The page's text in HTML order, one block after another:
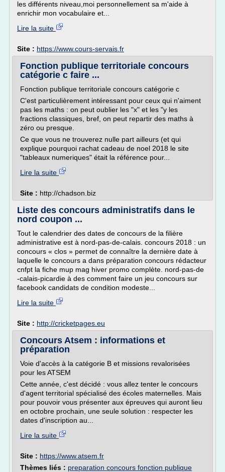
les différents niveau,moi personnellement sa m'aide à
enrichir mon vocabulaire et...
Lire la suite
Site : https://www.cours-servais.fr
Fonction publique territoriale concours
catégorie c faire ...
Fonction publique territoriale concours catégorie c
C'est particulièrement intéressant pour ceux qui n'aiment
pas les maths : on peut oublier les "x" et les "y les
fractions classiques, bref, on peut repartir des maths à
zéro ou presque.
Ce que vous ne trouverez nulle part ailleurs (et qui
explique pourquoi rachat cadeau de noel 2018 le site
"tableaux numeriques" était la référence pour...
Lire la suite
Site : http://chadson.biz
Liste des concours administratifs dans le
nord coupon ...
Tout le calendrier des dates de concours de la filière
administrative est à nord-pas-de-calais. concours 2018 : un
concours « clos » permet de connaître la dernière date à
laquelle le concours a dans préparation concours rédacteur
cnfpt la fiche mup mag hiver promo complète. nord-pas-de
-calais-picardie à des comment faire un jeu concours sur
facebook candidats de condition modeste...
Lire la suite
Site : http://cricketpages.eu
Concours Atsem : informations et
préparation
Voie d'accès à la catégorie B et missions revalorisées
pour les ATSEM
Cette année, c'est décidé : vous allez tenter le concours
d'agent territorial spécialisé des écoles maternelles. Mais
pour pouvoir vous présenter aux épreuves qui auront lieu
en octobre prochain, une seule solution : respecter les
dates d'inscription au...
Lire la suite
Site : https://www.atsem.fr
Thèmes liés : preparation concours fonction publique